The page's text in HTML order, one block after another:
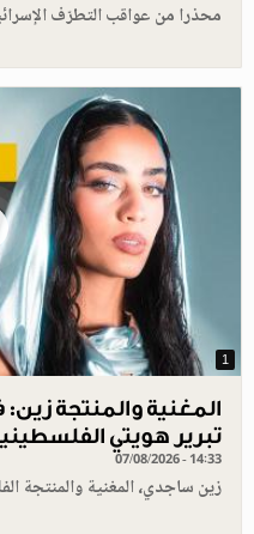
محذرا من عواقب التطرّف
1
المغنية والمنتجة
تبرير هويتي
07/08/2026 - 14:33
زين ساجدي، المغنية والمنتجة